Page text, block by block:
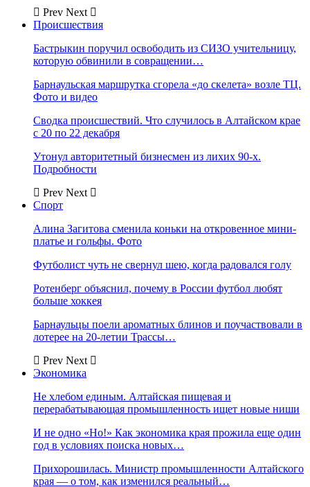
Prev Next
Происшествия
Бастрыкин поручил освободить из СИЗО учительницу,
которую обвинили в совращении…
Барнаульская маршрутка сгорела «до скелета» возле ТЦ.
Фото и видео
Сводка происшествий. Что случилось в Алтайском крае
с 20 по 22 декабря
Утонул авторитетный бизнесмен из лихих 90-х.
Подробности
Prev Next
Спорт
Алина Загитова сменила коньки на откровенное мини-
платье и гольфы. Фото
Футболист чуть не свернул шею, когда радовался голу
Ротенберг объяснил, почему в России футбол любят
больше хоккея
Барнаульцы поели ароматных блинов и поучаствовали в
лотерее на 20-летии Трассы…
Prev Next
Экономика
Не хлебом единым. Алтайская пищевая и
перерабатывающая промышленность ищет новые ниши
И не одно «Но!» Как экономика края прожила еще один
год в условиях поиска новых…
Прихорошилась. Министр промышленности Алтайского
края — о том, как изменился реальный…